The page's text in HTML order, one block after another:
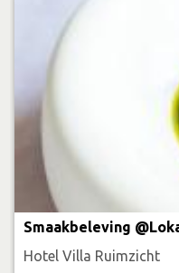
Het is mogelijk om bij
vraag naar de
Inhoud arrangement
2 overnachtingen
Beide ochtenden
1x 6 gangen diner
1x 4-gangen diner
Een
Onze tips voor de
Smaakbeleving
Hotel Villa Ruimzicht